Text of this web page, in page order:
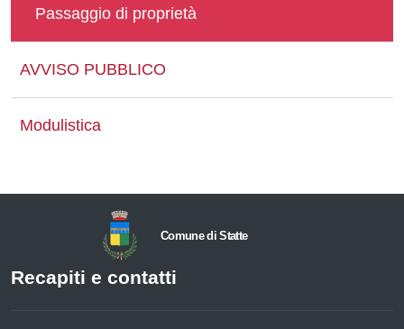
Passaggio di proprietà
AVVISO PUBBLICO
Modulistica
Comune di Statte
Recapiti e contatti